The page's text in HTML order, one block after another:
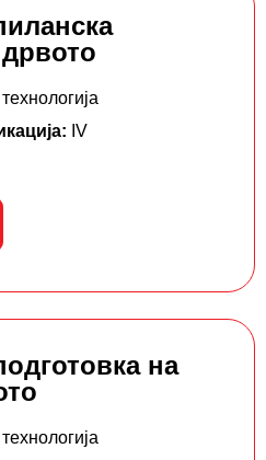
IV
на